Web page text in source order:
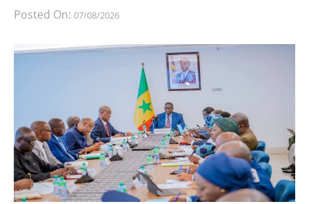
Posted On: 07/08/2026